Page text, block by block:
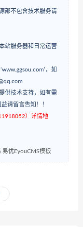
部不包含技术服务请
站服务器和日常运营
，如
供技术支持，如有需
请留言告知！！
）详情地
易优EyouCMS模板